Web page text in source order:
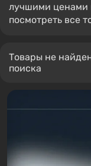
лучшими ценами
посмотреть все
Товары не
поиска